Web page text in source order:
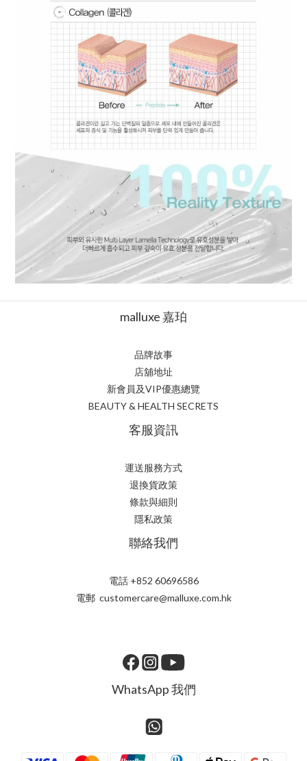
malluxe 嘉珀
品牌故事
店舖地址
新會員及VIP優惠總覽
BEAUTY & HEALTH SECRETS
客服資訊
運送服務方式
退換貨政策
條款與細則
隱私政策
聯絡我們
電話 +852 60696586
電郵 customercare@malluxe.com.hk
WhatsApp 我們